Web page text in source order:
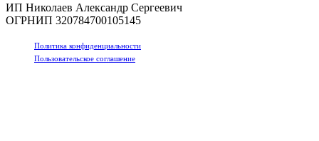
ИП Николаев Александр Сергеевич
ОГРНИП 320784700105145
Политика конфиденциальности
Пользовательское соглашение